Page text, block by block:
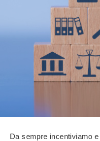
Da sempre incentiviamo